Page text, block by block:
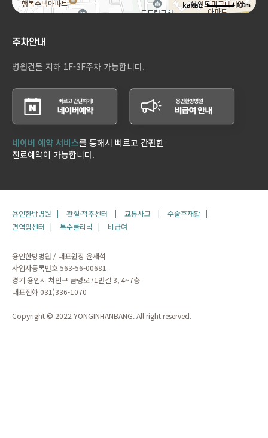
100m
주차안내
병원건물 지하 1F-3F주차 가능합니다.
네이버 예약 서비스를 통해서 빠르고 간편한
진료예약이 가능합니다.
용인한방병원 | 관절·척추센터 | 교통사고 |
수술후재활 |
면역암센터 |
특수클리닉 | 비급여
용인한방병원 / 대표원장 윤재석
사업자등록번호 563-56-00681
경기 용인시 처인구 금령로71번길 3, 4~7층
대표전화 031)336-1070
Copyright © 2022 YONGINHANBANG. All right reserved.